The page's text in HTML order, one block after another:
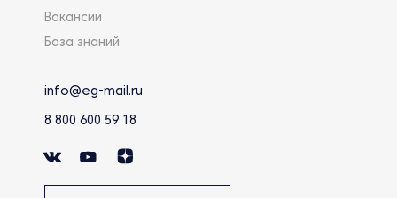
Вакансии
База знаний
info@eg-mail.ru
8 800 600 59 18